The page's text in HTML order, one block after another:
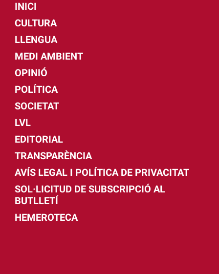
INICI
CULTURA
LLENGUA
MEDI AMBIENT
OPINIÓ
POLÍTICA
SOCIETAT
LVL
EDITORIAL
TRANSPARÈNCIA
AVÍS LEGAL I POLÍTICA DE PRIVACITAT
SOL·LICITUD DE SUBSCRIPCIÓ AL
BUTLLETÍ
HEMEROTECA